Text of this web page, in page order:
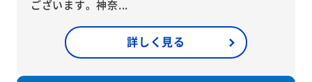
ございます。神奈...
詳しく見る